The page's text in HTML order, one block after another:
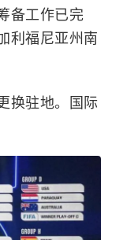
备工作已完
利福尼亚州南
换驻地。国际